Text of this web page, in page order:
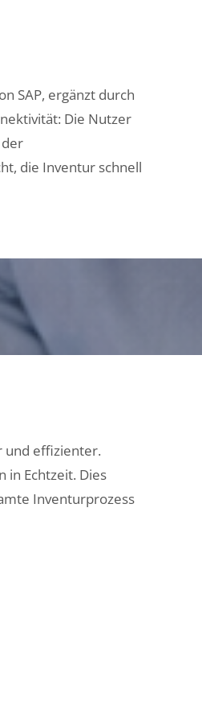
SAP, ergänzt durch
Die Nutzer
die Inventur schnell
und effizienter.
in Echtzeit. Dies
Inventurprozess